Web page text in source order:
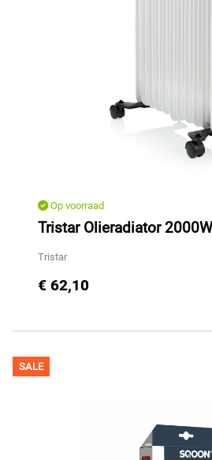
Op voorraad
Tristar Olieradiator 2000W
Tristar
€ 62,10
SALE